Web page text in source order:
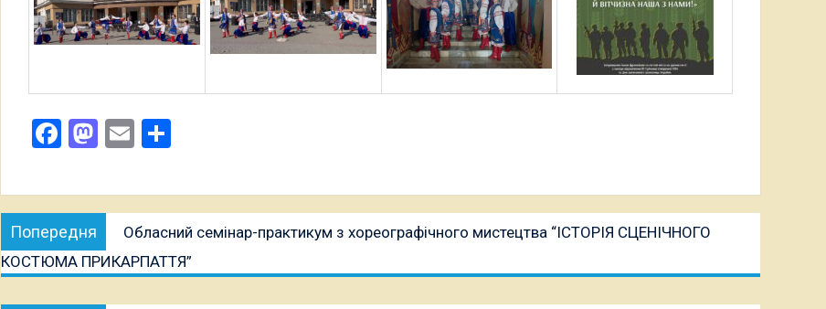
Facebook
Mastodon
Email
Навігація
записів
Попередня
Попередня
публікація:
Обласний семінар-практикум з хореографічного мистецтва “ІСТОРІЯ СЦЕНІЧНОГО
КОСТЮМА ПРИКАРПАТТЯ”